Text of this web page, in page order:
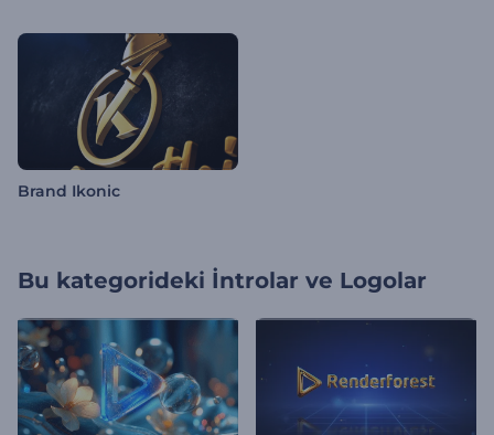
Brand Ikonic
Bu kategorideki İntrolar ve Logolar